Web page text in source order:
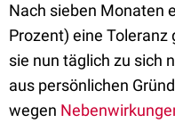
Nach sieben Monaten
Prozent) eine Toleranz
sie nun täglich zu sich
aus persönlichen
wegen